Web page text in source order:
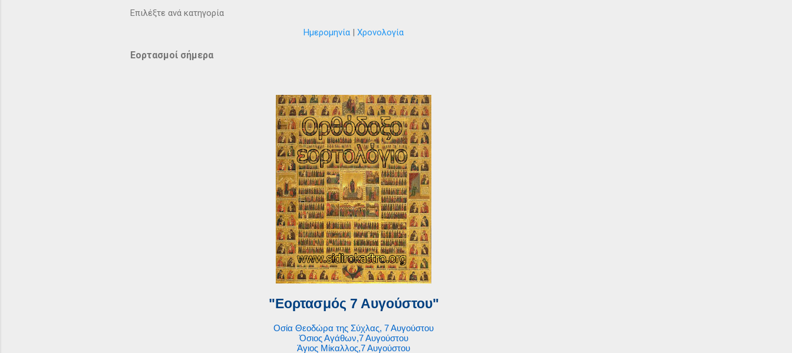
Επιλέξτε ανά κατηγορία
Ημερομηνία
Χρονολογία
Εορτασμοί σήμερα
"Εορτασμός 7 Αυγούστου"
Οσία Θεοδώρα της Σύχλας, 7 Αυγούστου
Όσιος Αγάθων,7 Αυγούστου
Άγιος Μίκαλλος,7 Αυγούστου